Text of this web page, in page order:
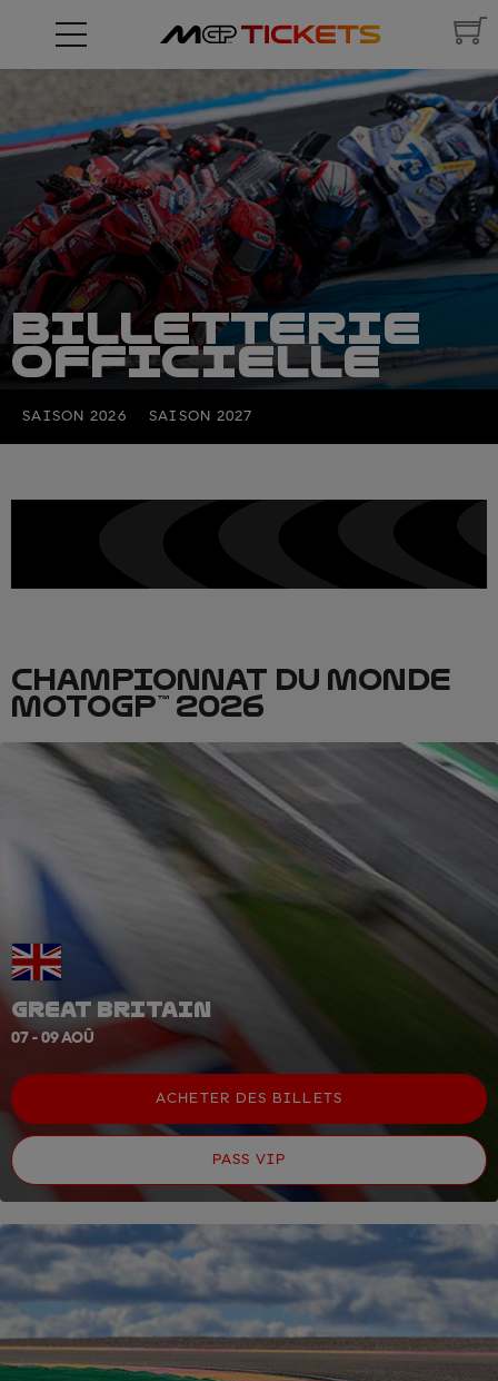
BILLETTERIE
OFFICIELLE
SAISON 2026 SAISON 2027
CHAMPIONNAT DU MONDE
MOTOGP™ 2026
GREAT BRITAIN
07 - 09 AOÛ
ACHETER DES BILLETS
PASS VIP